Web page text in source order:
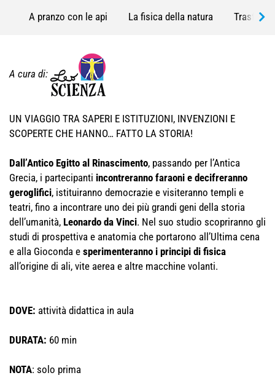
A pranzo con le api La fisica della natura
A cura di:
UN VIAGGIO TRA SAPERI E ISTITUZIONI, INVENZIONI E
SCOPERTE CHE HANNO… FATTO LA STORIA!
Dall’Antico Egitto al Rinascimento, passando per l’Antica
Grecia, i partecipanti incontreranno faraoni e decifreranno
geroglifici, istituiranno democrazie e visiteranno templi e
teatri, fino a incontrare uno dei più grandi geni della storia
dell’umanità, Leonardo da Vinci. Nel suo studio scopriranno gli
studi di prospettiva e anatomia che portarono all’Ultima cena
e alla Gioconda e sperimenteranno i principi di fisica
all’origine di ali, vite aerea e altre macchine volanti.
DOVE: attività didattica in aula
DURATA: 60 min
NOTA: solo prima